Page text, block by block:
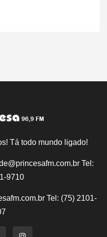
Tá todo mundo ligado!
Tel:
9710
Tel: (75) 2101-